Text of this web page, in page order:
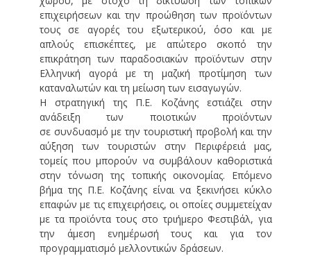
επιχειρήσεων και την προώθηση των προϊόντων
τους σε αγορές του εξωτερικού, όσο και με
απλούς επισκέπτες, με απώτερο σκοπό την
επικράτηση των παραδοσιακών προϊόντων στην
Ελληνική αγορά με τη μαζική προτίμηση των
καταναλωτών και τη μείωση των εισαγωγών.
Η στρατηγική της Π.Ε. Κοζάνης εστιάζει στην
ανάδειξη των ποιοτικών προϊόντων
σε συνδυασμό με την τουριστική προβολή και την
αύξηση των τουριστών στην Περιφέρειά μας,
τομείς που μπορούν να συμβάλουν καθοριστικά
στην τόνωση της τοπικής οικονομίας. Επόμενο
βήμα της Π.Ε. Κοζάνης είναι να ξεκινήσει κύκλο
επαφών με τις επιχειρήσεις, οι οποίες συμμετείχαν
με τα προϊόντα τους στο τριήμερο Φεστιβάλ, για
την άμεση ενημέρωσή τους και για τον
προγραμματισμό μελλοντικών δράσεων.